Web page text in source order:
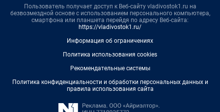
Пользователь получает доступ к Веб-сайту vladivostok1.ru на
безвозмездной основе с использованием персонального компьютера,
смартфона или планшета перейдя по адресу Веб-сайта:
https://vladivostok1.ru/
Информация об ограничениях
Политика использования cookies
Рекомендательные системы
Политика конфиденциальности и обработки персональных данных и
правила использования сайта